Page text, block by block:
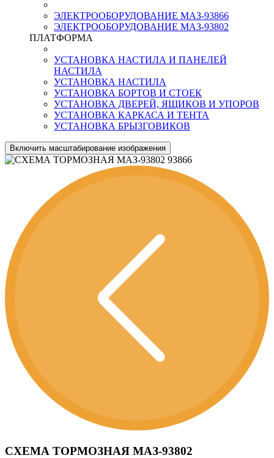
ЭЛЕКТРООБОРУДОВАНИЕ МАЗ-93866
ЭЛЕКТРООБОРУДОВАНИЕ МАЗ-93802
ПЛАТФОРМА
УСТАНОВКА НАСТИЛА И ПАНЕЛЕЙ
НАСТИЛА
УСТАНОВКА НАСТИЛА
УСТАНОВКА БОРТОВ И СТОЕК
УСТАНОВКА ДВЕРЕЙ, ЯЩИКОВ И УПОРОВ
УСТАНОВКА КАРКАСА И ТЕНТА
УСТАНОВКА БРЫЗГОВИКОВ
Включить масштабирование изображения
СХЕМА ТОРМОЗНАЯ МАЗ-93802